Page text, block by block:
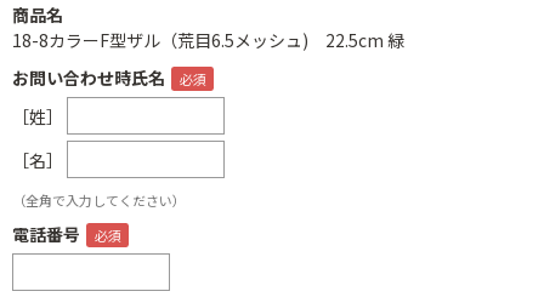
商品名
18-8カラーF型ザル（荒目6.5メッシュ) 22.5cm 緑
お問い合わせ時氏名
［姓］
［名］
（全角で入力してください）
電話番号